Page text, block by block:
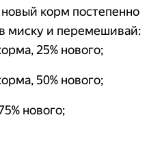
корм постепенно
миску и перемешивай:
25% нового;
50% нового;
нового;